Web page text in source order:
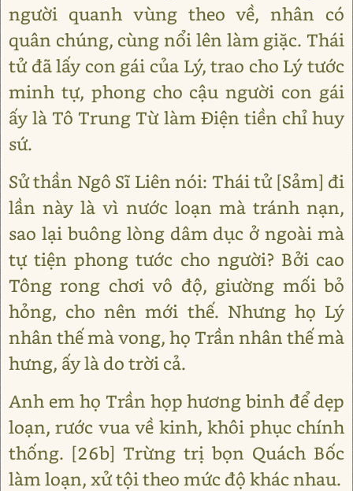
người quanh vùng theo về, nhân có
quân chúng, cùng nổi lên làm giặc. Thái
tử đã lấy con gái của Lý, trao cho Lý tước
minh tự, phong cho cậu người con gái
ấy là Tô Trung Từ làm Điện tiền chỉ huy
sứ.
Sử thần Ngô Sĩ Liên nói: Thái tử [Sảm] đi
lần này là vì nước loạn mà tránh nạn,
sao lại buông lòng dâm dục ở ngoài mà
tự tiện phong tước cho người? Bởi cao
Tông rong chơi vô độ, giường mối bỏ
hỏng, cho nên mới thế. Nhưng họ Lý
nhân thế mà vong, họ Trần nhân thế mà
hưng, ấy là do trời cả.
Anh em họ Trần họp hương binh để dẹp
loạn, rước vua về kinh, khôi phục chính
thống. [26b] Trừng trị bọn Quách Bốc
làm loạn, xử tội theo mức độ khác nhau.